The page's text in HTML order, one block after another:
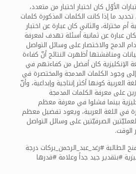
الأوّل كان اختبار اختيار من متعدد،
ما إذا كانت الكلمات المذكورة كلمات
مختزلة، والثاني كان عبارة عن اختبار
عبارة عن ثمانية أسئلة تهدف لمعرفة
الدمج والاختصار على وسائل التواصل
ومناقشتها أظهرت النتائج أنّ كفاءة
الإنكليزية كان أفضل من كفاءتهم في
وجود الكلمات المدمجة والمختصرة في
العربية كونها أكثر إنتاجية وإبداعية، وأنّ
على معرفة الكلمات المدمجة
بينما فشلوا في معرفة معظم
في اللغة العربية، ويعود تفضيل معظم
الصرفيّتين على وسائل التواصل
الوقت.
الطالبة #رغد_عبد_الرحمن_بركات درجة
#بتقدير جيد جداً وعلامة #قدرها